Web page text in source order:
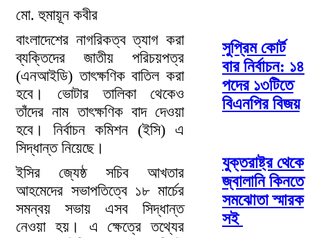
মো. হুমায়ূন কবীর
বাংলাদেশের নাগরিকত্ব ত্যাগ করা
ব্যক্তিদের জাতীয় পরিচয়পত্র
(এনআইডি) তাৎক্ষণিক বাতিল করা
হবে। ভোটার তালিকা থেকেও
তাঁদের নাম তাৎক্ষণিক বাদ দেওয়া
হবে। নির্বাচন কমিশন (ইসি) এ
সিদ্ধান্ত নিয়েছে।
ইসির জ্যেষ্ঠ সচিব আখতার
আহমেদের সভাপতিত্বে ১৮ মার্চের
সমন্বয় সভায় এসব সিদ্ধান্ত
নেওয়া হয়। এ ক্ষেত্রে তথ্যের
সুপ্রিম কোর্ট
বার নির্বাচন: ১৪
পদের ১৩টিতে
বিএনপির বিজয়
যুক্তরাষ্ট্র থেকে
জ্বালানি কিনতে
সমঝোতা স্মারক
সই